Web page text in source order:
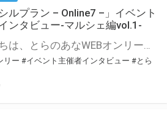
シルプラン – Online7 –」イベント
ンタビュー-マルシェ編vol.1-
こんにちは、とらのあなWEBオンリー運営スタッフです。 新たにお届けする、イベント主催者インタビュー-マルシェ編-は、 とらのあなWEBオンリー「マルシェ」をご利用した主催様に 「マルシェ」を使って開催した感想や心がけをお聞きする企画です。 今回は、WEBオンリー開催7回目迎えた「マレシルプラン – Online7 –」より、 主催の玉川うた様にお話を伺いました。 ▼マレシルプランのインタビュー前回記事 「イベント主催者インタビュー vol.6」はこちら 協力：玉川うた様（マレシルプラン実行委員会 代表）／イベント公式Twitter（@mallesil_plan） とらのあなWEBオンリー「マルシェ」とは？ WEBオンリーでリアルタイムでコミュニケーションがとれるオンライン会場です。
リー #イベント主催者インタビュー #とら